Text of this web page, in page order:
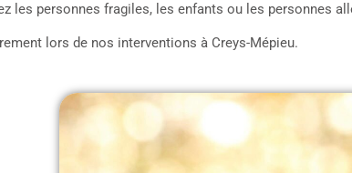
les personnes fragiles, les enfants ou les personnes
lors de nos interventions à Creys-Mépieu.